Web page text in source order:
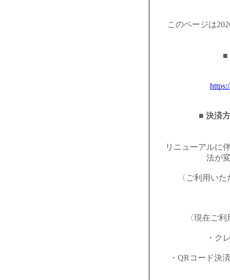
このページは
■
■ 決済
リニューアルに
法が
〈ご利用い
〈現在ご
・ク
・QRコード決